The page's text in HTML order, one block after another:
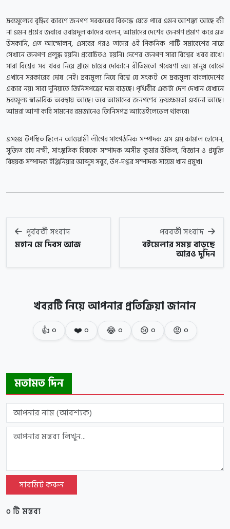
দ্রব্যমূল্যের বৃদ্ধির কারণে জনগণ সরকারের বিরুদ্ধে যেতে পারে এমন আশঙ্কা আছে কী
না এমন প্রশ্নের জবাবে ওবায়দুল কাদের বলেন, আমাদের দেশের জনগণ প্রমাণ করে এত
উসকানি, এত আন্দোলন, এসবের পরও তাদের ওই পিকনিক পার্টি সমাবেশের নামে
সেখানে জনগণ প্রলুব্ধ হয়নি। প্ররোচিতও হয়নি। দেশের জনগণ সারা বিশ্বের খবর রাখে।
সারা বিশ্বের সব খবর নিয়ে গ্রামে চায়ের দোকানে রীতিমতো গবেষণা হয়। মানুষ বোঝে
এখানে সরকারের দোষ নেই। দ্রব্যমূল্য নিয়ে বিশ্বে যে সংকট সে দ্রব্যমূল্য বাংলাদেশের
একার নয়। সারা দুনিয়াতে জিনিসপত্রের দাম বাড়ছে। পৃথিবীর একটা দেশ দেখান যেখানে
দ্রব্যমূল্য স্বাভাবিক অবস্থায় আছে। তবে আমাদের জনগণের ক্রয়ক্ষমতা এখনো আছে।
আমরা আশা করি সামনের রমজানেও জিনিসপত্র অ্যাভেইলেভেল থাকবে।
এসময় উপস্থিত ছিলেন আওয়ামী লীগের সাংগঠনিক সম্পাদক এস এম কামাল হোসেন,
সুজিত রায় নন্দী, সাংস্কৃতিক বিষয়ক সম্পাদক অসীম কুমার উকিল, বিজ্ঞান ও প্রযুক্তি
বিষয়ক সম্পাদক ইঞ্জিনিয়ার আব্দুস সবুর, উপ-দপ্তর সম্পাদক সায়েম খান প্রমুখ।
পূর্ববর্তী সংবাদ
মহান মে দিবস আজ
পরবর্তী সংবাদ
বইমেলার সময় বাড়ছে
আরও দুদিন
খবরটি নিয়ে আপনার প্রতিক্রিয়া জানান
👍০ ❤️০ 😂০ 😢০ 😡০
মতামত দিন
সাবমিট করুন
০ টি মন্তব্য